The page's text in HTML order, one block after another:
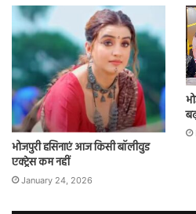
भोजपुरी हसिनाएं आज किसी बॉलीवुड
एक्ट्रेस कम नहीं
January 24, 2026